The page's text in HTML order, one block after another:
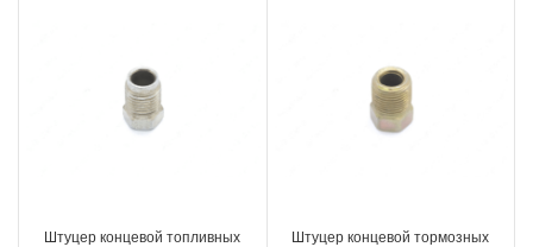
Штуцер концевой топливных
Штуцер концевой тормозных